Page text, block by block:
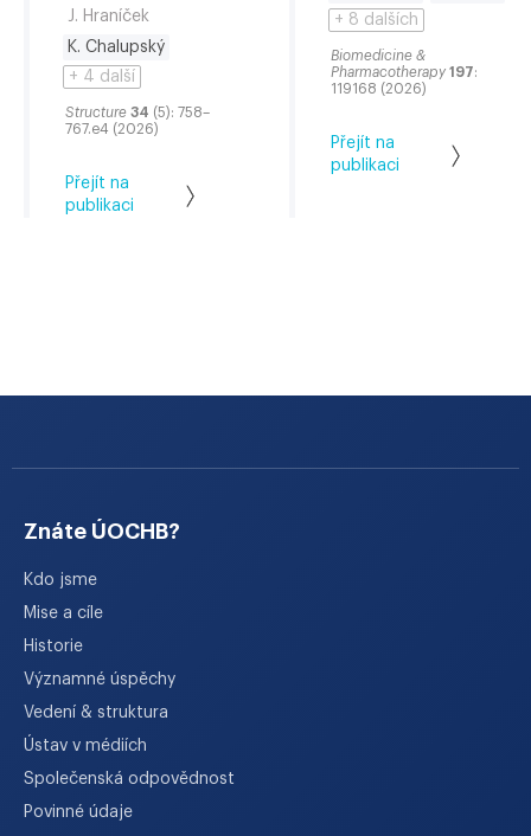
J. Hraníček
K. Chalupský
+ 4 další
Structure 34 (5): 758–
767.e4 (2026)
Přejít na
publikaci
+ 8 dalších
Biomedicine &
Pharmacotherapy 197:
119168 (2026)
Přejít na
publikaci
Znáte ÚOCHB?
Kdo jsme
Mise a cíle
Historie
Významné úspěchy
Vedení & struktura
Ústav v médiích
Společenská odpovědnost
Povinné údaje